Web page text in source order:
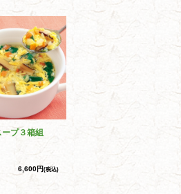
プ３箱組
6,600円(税込)